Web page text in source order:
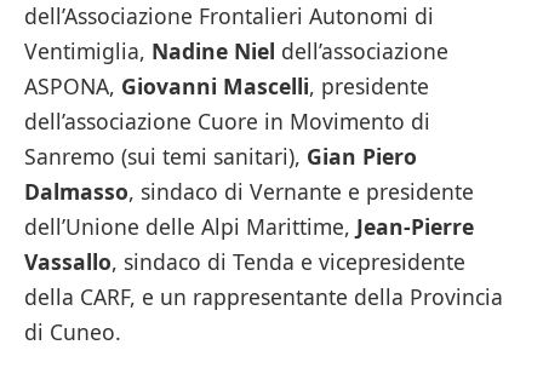
dell’Associazione Frontalieri Autonomi di
Ventimiglia, Nadine Niel dell’associazione
ASPONA, Giovanni Mascelli, presidente
dell’associazione Cuore in Movimento di
Sanremo (sui temi sanitari), Gian Piero
Dalmasso, sindaco di Vernante e presidente
dell’Unione delle Alpi Marittime, Jean-Pierre
Vassallo, sindaco di Tenda e vicepresidente
della CARF, e un rappresentante della Provincia
di Cuneo.